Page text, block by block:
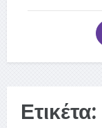
Ετικέτα: